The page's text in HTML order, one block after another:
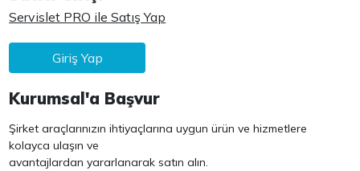
Servislet PRO ile Satış Yap
Giriş Yap
Kurumsal'a Başvur
Şirket araçlarınızın ihtiyaçlarına uygun ürün ve hizmetlere
kolayca ulaşın ve
avantajlardan yararlanarak satın alın.